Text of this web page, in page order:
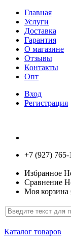
Главная
Услуги
Доставка
Гарантия
О магазине
Отзывы
Контакты
Опт
Вход
Регистрация
+7 (927) 765-
Избранное
Сравнение
Моя корзина
Каталог товаров